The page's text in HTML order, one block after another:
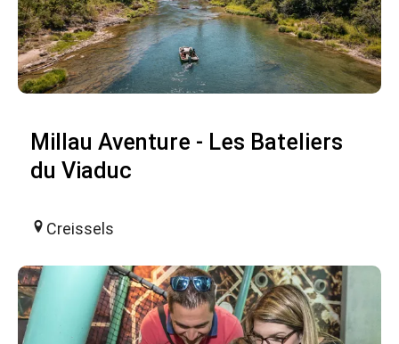
Millau Aventure - Les Bateliers
du Viaduc
Creissels